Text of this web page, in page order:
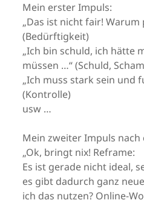
Mein erster Impuls:
„Das ist nicht fair! Warum
(Bedürftigkeit)
„Ich bin schuld, ich hätte
müssen …“ (Schuld,
„Ich muss stark sein und
(Kontrolle)
usw …
Mein zweiter Impuls nach
„Ok, bringt nix! Reframe:
Es ist gerade nicht ideal,
es gibt dadurch ganz
ich das nutzen? Online-